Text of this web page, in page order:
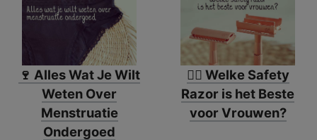
🍷 Alles Wat Je Wilt
Weten Over
Menstruatie
Ondergoed
🙋‍♀️ Welke Safety
Razor is het Beste
voor Vrouwen?